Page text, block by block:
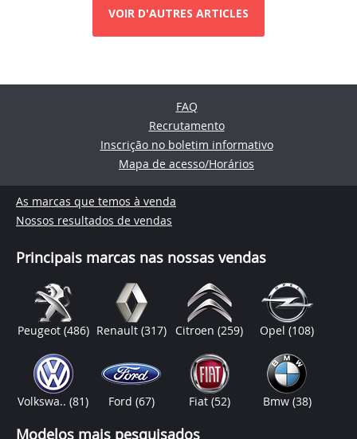
VOIR D'AUTRES ARTICLES
FAQ
Recrutamento
Inscrição no boletim informativo
Mapa de acesso/Horários
As marcas que temos à venda
Nossos resultados de vendas
Principais marcas nas nossas vendas
Peugeot (486) Renault (317) Citroen(259) Opel(108)
Volkswa..(81) Ford (67) Fiat (52) Bmw (38)
Modelos mais pesquisados